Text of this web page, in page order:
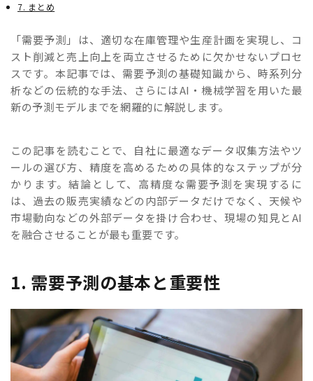
7. まとめ
「需要予測」は、適切な在庫管理や生産計画を実現し、コ
スト削減と売上向上を両立させるために欠かせないプロセ
スです。本記事では、需要予測の基礎知識から、時系列分
析などの伝統的な手法、さらにはAI・機械学習を用いた最
新の予測モデルまでを網羅的に解説します。
この記事を読むことで、自社に最適なデータ収集方法やツ
ールの選び方、精度を高めるための具体的なステップが分
かります。結論として、高精度な需要予測を実現するに
は、過去の販売実績などの内部データだけでなく、天候や
市場動向などの外部データを掛け合わせ、現場の知見とAI
を融合させることが最も重要です。
1. 需要予測の基本と重要性